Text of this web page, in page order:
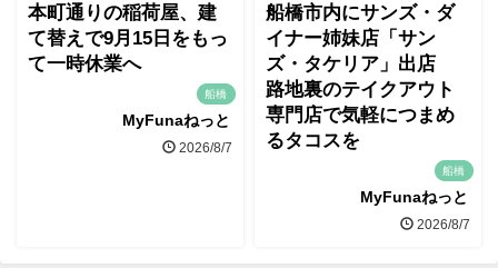
本町通りの稲荷屋、建
て替えで9月15日をもっ
て一時休業へ
船橋
MyFunaねっと
2026/8/7
船橋市内にサンズ・ダ
イナー姉妹店「サン
ズ・タケリア」出店
路地裏のテイクアウト
専門店で気軽につまめ
るタコスを
船橋
MyFunaねっと
2026/8/7